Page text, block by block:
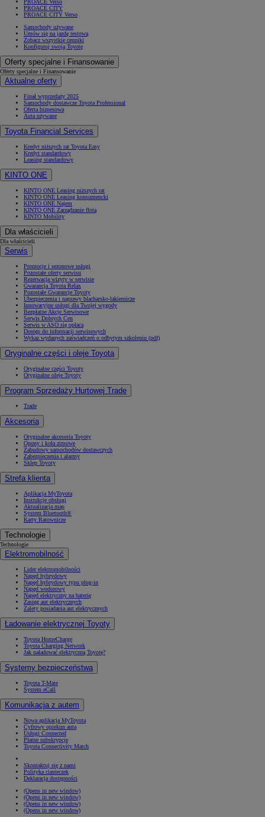
PROACE Verso
PROACE CITY
PROACE CITY Verso
Samochody używane
Umów się na jazdę testową
Zobacz wszystkie cenniki
Konfiguruj swoją Toyotę
Oferty specjalne i Finansowanie
Oferty specjalne i Finansowanie
Aktualne oferty
Finał wyprzedaży 2025
Samochody dostawcze Toyota Professional
Oferta biznesowa
Auta używane
Toyota Financial Services
Kredyt niższych rat Toyota Easy
Kredyt standardowy
Leasing standardowy
KINTO ONE
KINTO ONE Leasing niższych rat
KINTO ONE Leasing konsumencki
KINTO ONE Najem
KINTO ONE Zarządzanie flotą
KINTO Mobility
Dla właścicieli
Dla właścicieli
Serwis
Promocje i sezonowe usługi
Pozostałe oferty serwisu
Rezerwacja wizyty w serwisie
Gwarancja Toyota Relax
Pozostałe Gwarancje Toyoty
Ubezpieczenia i naprawy blacharsko-lakiernicze
Innowacyjne usługi dla Twojej wygody
Bezpłatne Akcje Serwisowe
Serwis Dobrych Cen
Serwis w ASO się opłaca
Dostęp do informacji serwisowych
Wykaz wydanych zaświadczeń o odbytym szkoleniu (pdf)
Oryginalne części i oleje Toyota
Oryginalne części Toyoty
Oryginalne oleje Toyoty
Program Sprzedaży Hurtowej Trade
Trade
Akcesoria
Oryginalne akcesoria Toyoty
Opony i koła zimowe
Zabudowy samochodów dostawczych
Zabezpieczenia i alarmy
Sklep Toyoty
Strefa klienta
Aplikacja MyToyota
Instrukcje obsługi
Aktualizacja map
System Bluetooth®
Karty Ratownicze
Technologie
Technologie
Elektromobilność
Lider elektromobilności
Napęd hybrydowy
Napęd hybrydowy typu plug-in
Napęd wodorowy
Napęd elektryczny na baterię
Zasięg aut elektrycznych
Zalety posiadania aut elektrycznych
Ładowanie elektrycznej Toyoty
Toyota HomeCharge
Toyota Charging Network
Jak naładować elektryczną Toyotę?
Systemy bezpieczeństwa
Toyota T-Mate
System eCall
Komunikacja z autem
Nowa aplikacja MyToyota
Cyfrowy opiekun auta
Usługi Connected
Płatne subskrypcje
Toyota Connectivity Match
Skontaktuj się z nami
Polityka ciasteczek
Deklaracja dostępności
(Opens in new window)
(Opens in new window)
(Opens in new window)
(Opens in new window)